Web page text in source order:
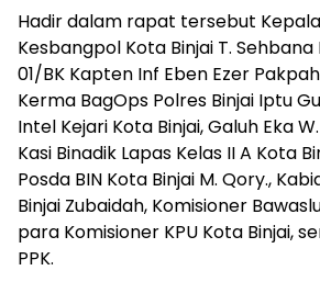
Hadir dalam rapat tersebut
Kesbangpol Kota Binjai T.
01/BK Kapten Inf Eben Ezer
Kerma BagOps Polres Binjai Iptu
Intel Kejari Kota Binjai, Galuh Eka
Kasi Binadik Lapas Kelas II A Kota
Posda BIN Kota Binjai M. Qory.,
Binjai Zubaidah, Komisioner
para Komisioner KPU Kota Binjai,
PPK.